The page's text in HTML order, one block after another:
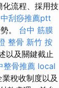
化流程、採用技
刮痧推薦ptt
。 台中 筋膜
整骨 新竹 按
以及關鍵截止
整骨推薦 local
稅收制度以及